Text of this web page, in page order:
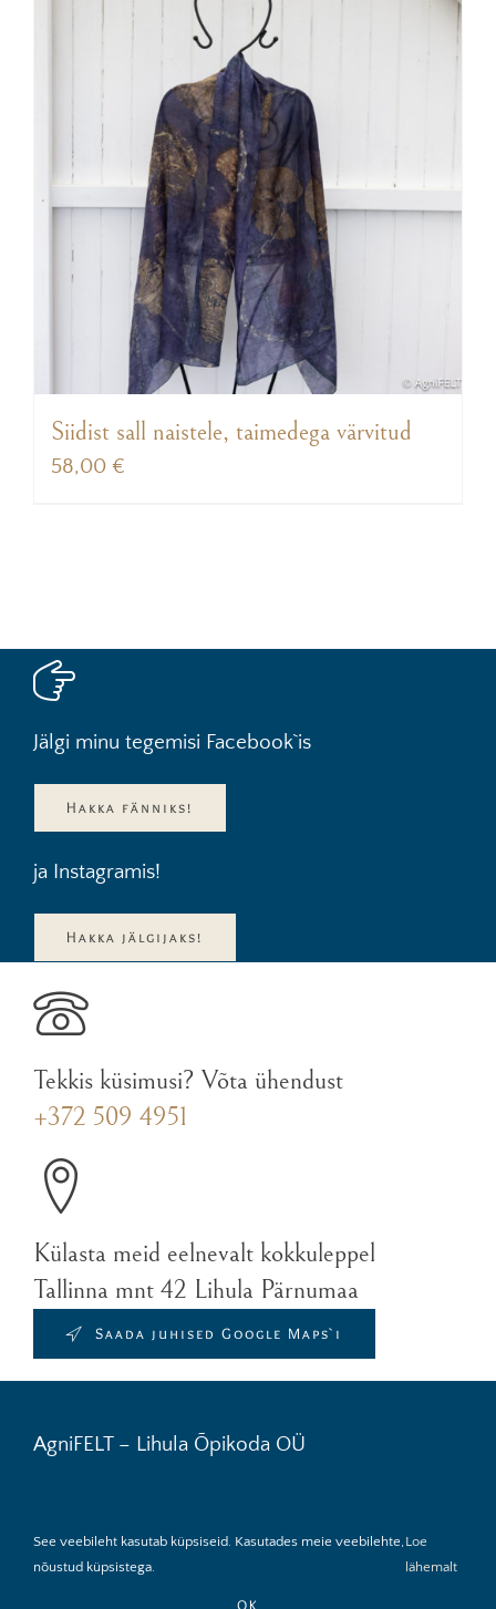
Siidist sall naistele, taimedega värvitud
58,00 €
Jälgi minu tegemisi Facebook`is
Hakka fänniks!
ja Instagramis!
Hakka jälgijaks!
Tekkis küsimusi? Võta ühendust
+372 509 4951
Külasta meid eelnevalt kokkuleppel
Tallinna mnt 42 Lihula Pärnumaa
Saada juhised Google Maps`i
AgniFELT – Lihula Õpikoda OÜ
Müügitingimused Tagastamine Toote hooldus
See veebileht kasutab küpsiseid. Kasutades meie veebilehte,
nõustud küpsistega.
Loe
lähemalt
OK